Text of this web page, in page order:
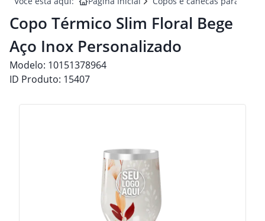
Copo Térmico Slim Floral Bege
Aço Inox Personalizado
Modelo: 10151378964
ID Produto: 15407